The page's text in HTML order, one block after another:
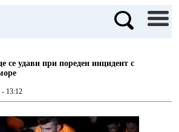
се удави при пореден инцидент с
- 13:12